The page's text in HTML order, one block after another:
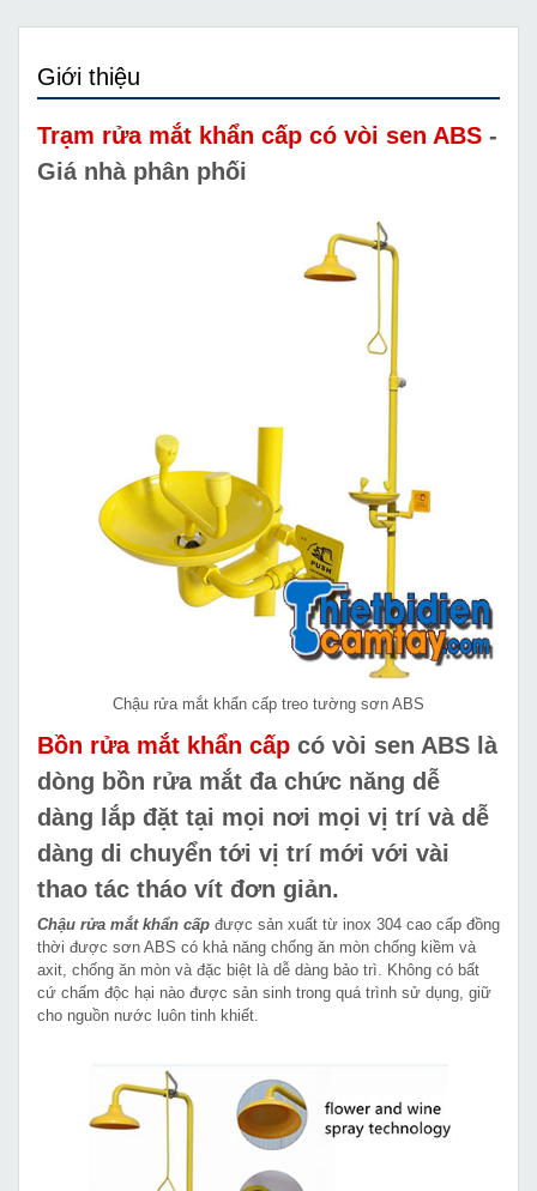
Giới thiệu
Trạm rửa mắt khẩn cấp có vòi sen ABS -
Giá nhà phân phối
Chậu rửa mắt khẩn cấp treo tường sơn ABS
Bồn rửa mắt khẩn cấp có vòi sen ABS là
dòng bồn rửa mắt đa chức năng dễ
dàng lắp đặt tại mọi nơi mọi vị trí và dễ
dàng di chuyển tới vị trí mới với vài
thao tác tháo vít đơn giản.
Chậu rửa mắt khẩn cấp được sản xuất từ inox 304 cao cấp đồng
thời được sơn ABS có khả năng chống ăn mòn chống kiềm và
axit, chống ăn mòn và đặc biệt là dễ dàng bảo trì. Không có bất
cứ chấm độc hại nào được sản sinh trong quá trình sử dụng, giữ
cho nguồn nước luôn tinh khiết.